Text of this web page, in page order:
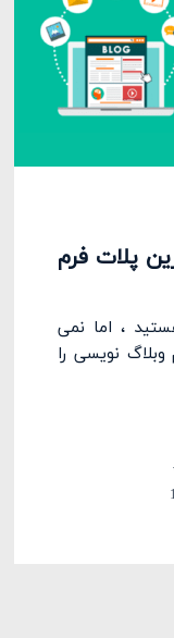
پلات فرم
، اما نمی
نویسی را